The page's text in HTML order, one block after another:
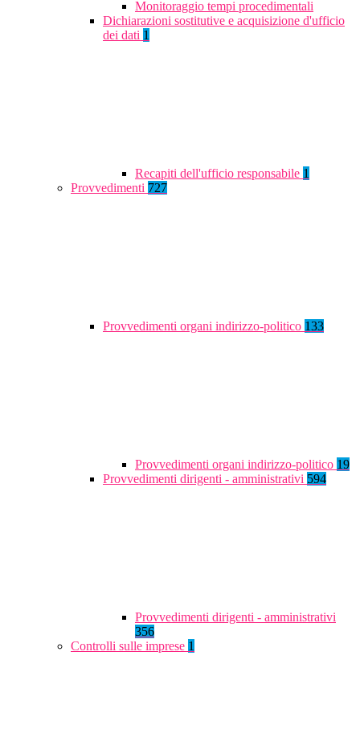
Monitoraggio tempi procedimentali
Dichiarazioni sostitutive e acquisizione d'ufficio
dei dati 1
Recapiti dell'ufficio responsabile 1
Provvedimenti 727
Provvedimenti organi indirizzo-politico 133
Provvedimenti organi indirizzo-politico 19
Provvedimenti dirigenti - amministrativi 594
Provvedimenti dirigenti - amministrativi
356
Controlli sulle imprese 1